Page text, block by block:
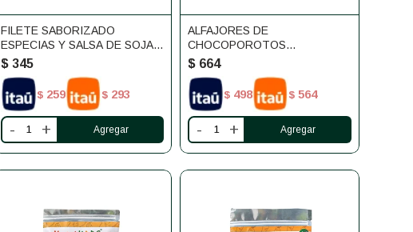
FILETE SABORIZADO
ESPECIAS Y SALSA DE SOJA
ETOSHA 10 UNIDADES
$ 345
$ 259 $ 293
- +
ALFAJORES DE
CHOCOPOROTOS
COMODINES 10 UNIDADES
$ 664
$ 498 $ 564
- +